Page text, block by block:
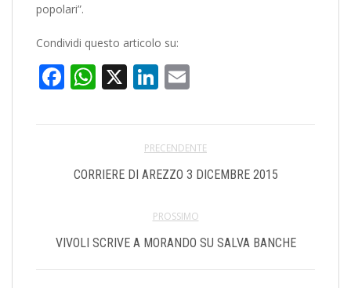
popolari”.
Condividi questo articolo su:
Facebook
WhatsApp
X LinkedIn
PRECENDENTE
CORRIERE DI AREZZO 3 DICEMBRE 2015
PROSSIMO
VIVOLI SCRIVE A MORANDO SU SALVA BANCHE